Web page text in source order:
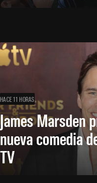
HACE 11 HORAS
James Marsden
nueva comedia
TV